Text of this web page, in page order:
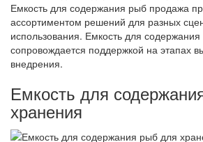
Емкость для содержания рыб продажа
ассортиментом решений для разных
использования. Емкость для
сопровождается поддержкой на этапах
внедрения.
Емкость для
хранения